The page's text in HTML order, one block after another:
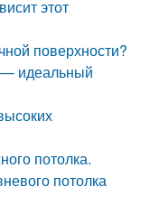
этот
поверхности?
— идеальный
потолка.
потолка